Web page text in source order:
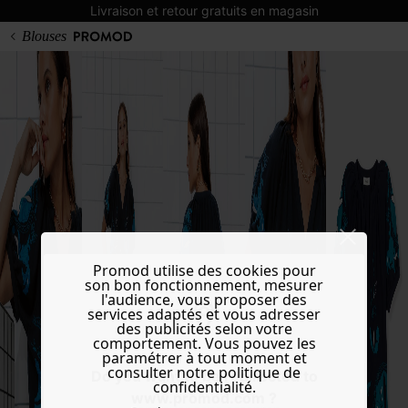
Livraison et retour gratuits en magasin
Do you want to be redirected to
www.promod.com ?
Blouses
Promod utilise des cookies pour
son bon fonctionnement, mesurer
l'audience, vous proposer des
services adaptés et vous adresser
des publicités selon votre
comportement. Vous pouvez les
paramétrer à tout moment et
consulter notre politique de
confidentialité.